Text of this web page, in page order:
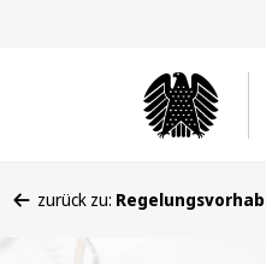
befinden
zurück zu: